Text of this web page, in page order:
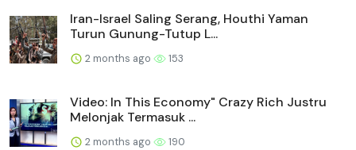
Iran-Israel Saling Serang, Houthi Yaman
Turun Gunung-Tutup L...
2 months ago 153
Video: In This Economy" Crazy Rich Justru
Melonjak Termasuk ...
2 months ago 190